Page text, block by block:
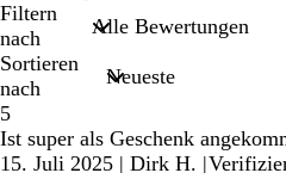
Sucheingaben
Filtern
nach
Sortieren
nach
5
Ist super als Geschenk
15. Juli 2025 | Dirk H. |